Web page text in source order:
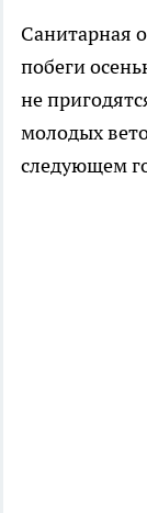
Санитарная
побеги
не
молодых
следующем